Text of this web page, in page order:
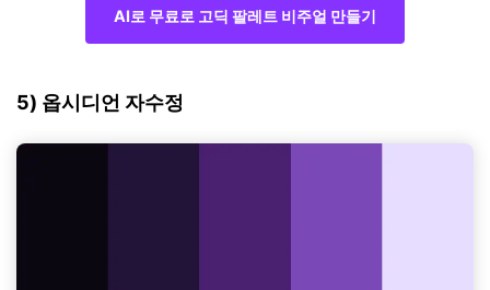
AI로 무료로 고딕 팔레트 비주얼 만들기
5) 옵시디언 자수정